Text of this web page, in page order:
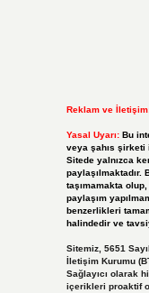
Reklam ve
Yasal Uyarı: Bu
veya şahıs şirketi
Sitede yalnızca
taşımamakta
paylaşım
benzerlikleri
halindedir ve
Sitemiz, 5651
İletişim Kurumu
Sağlayıcı olarak
içerikleri proaktif